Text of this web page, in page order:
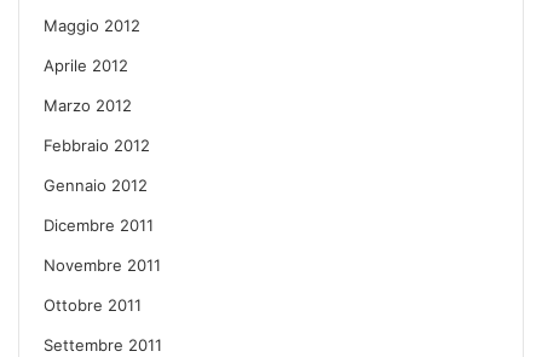
Maggio 2012
Aprile 2012
Marzo 2012
Febbraio 2012
Gennaio 2012
Dicembre 2011
Novembre 2011
Ottobre 2011
Settembre 2011